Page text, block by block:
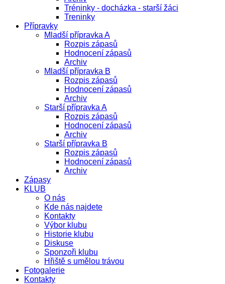
Tréninky - docházka - starší žáci
Treninky
Přípravky
Mladší přípravka A
Rozpis zápasů
Hodnocení zápasů
Archiv
Mladší přípravka B
Rozpis zápasů
Hodnocení zápasů
Archiv
Starší přípravka A
Rozpis zápasů
Hodnocení zápasů
Archiv
Starší přípravka B
Rozpis zápasů
Hodnocení zápasů
Archiv
Zápasy
KLUB
O nás
Kde nás najdete
Kontakty
Výbor klubu
Historie klubu
Diskuse
Sponzoři klubu
Hřiště s umělou trávou
Fotogalerie
Kontakty